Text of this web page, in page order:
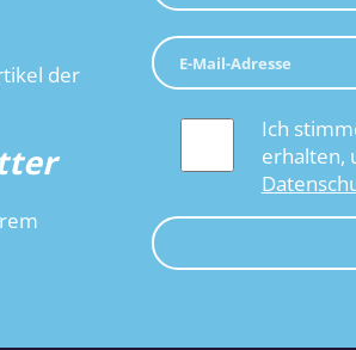
der
Ich
erhalten,